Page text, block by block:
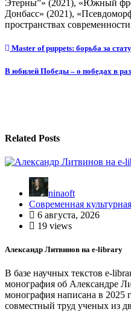
Этерны”» (2021), «Южный
Донбасс» (2021),
пространствах
Навигация
по
Master of puppets: борьба за
В юбилей Победы – о победах в
Related Posts
ninaoft
Современная
6 августа, 2026
19 views
Александр Литвинов на e-library
В базе научных текстов e-
монография об Александре
монография написана в 2025
совместный труд ученых из